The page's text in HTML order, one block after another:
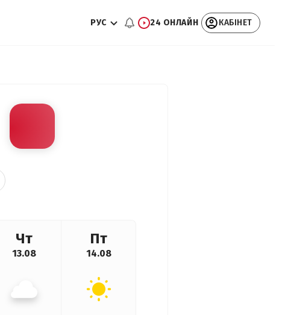
РУС 24 ОНЛАЙН КАБІНЕТ
Чт
13.08
Пт
14.08